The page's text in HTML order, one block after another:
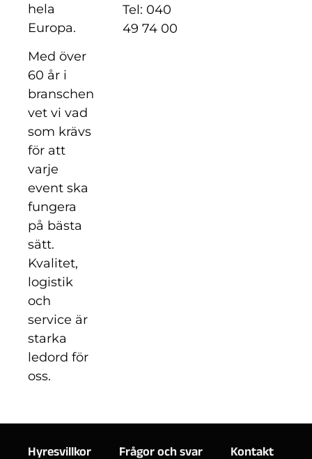
hela
Europa.
Med över
60 år i
branschen
vet vi vad
som krävs
för att
varje
event ska
fungera
på bästa
sätt.
Kvalitet,
logistik
och
service är
starka
ledord för
oss.
Tel: 040
49 74 00
Hyresvillkor Frågor och svar Kontakt